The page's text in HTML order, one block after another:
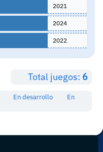
2021
2024
2022
Total juegos: 6
En desarrollo
En